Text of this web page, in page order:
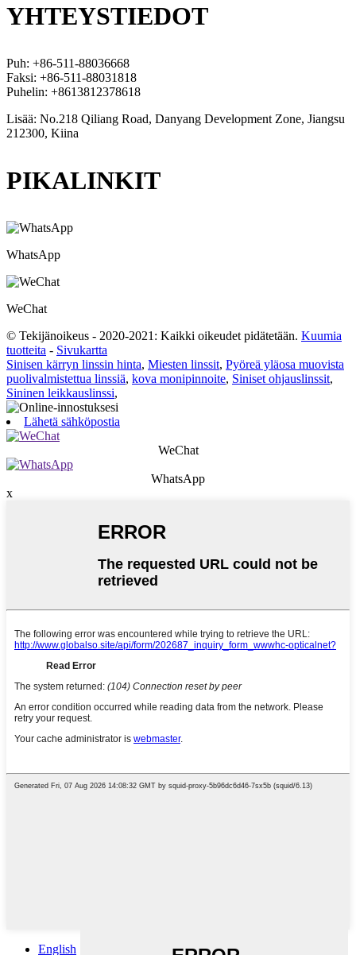
YHTEYSTIEDOT
Puh: +86-511-88036668
Faksi: +86-511-88031818
Puhelin: +8613812378618
Lisää: No.218 Qiliang Road, Danyang Development Zone, Jiangsu
212300, Kiina
PIKALINKIT
WhatsApp
WeChat
© Tekijänoikeus - 2020-2021: Kaikki oikeudet pidätetään. Kuumia
tuotteita - Sivukartta
Sinisen kärryn linssin hinta, Miesten linssit, Pyöreä yläosa muovista
puolivalmistettua linssiä, kova monipinnoite, Siniset ohjauslinssit,
Sininen leikkauslinssi,
Lähetä sähköpostia
WeChat
WhatsApp
x
English